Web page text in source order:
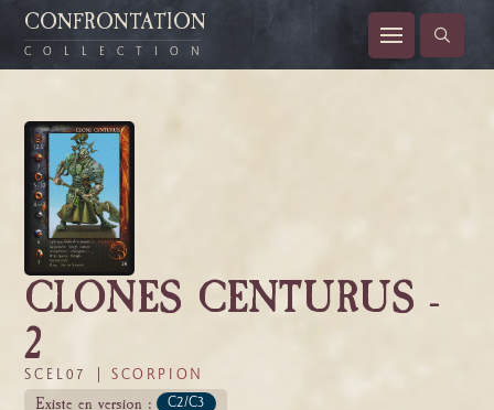
CONFRONTATION
COLLECTION
CLONES CENTURUS -
2
SCEL07 | SCORPION
Existe en version : C2/C3